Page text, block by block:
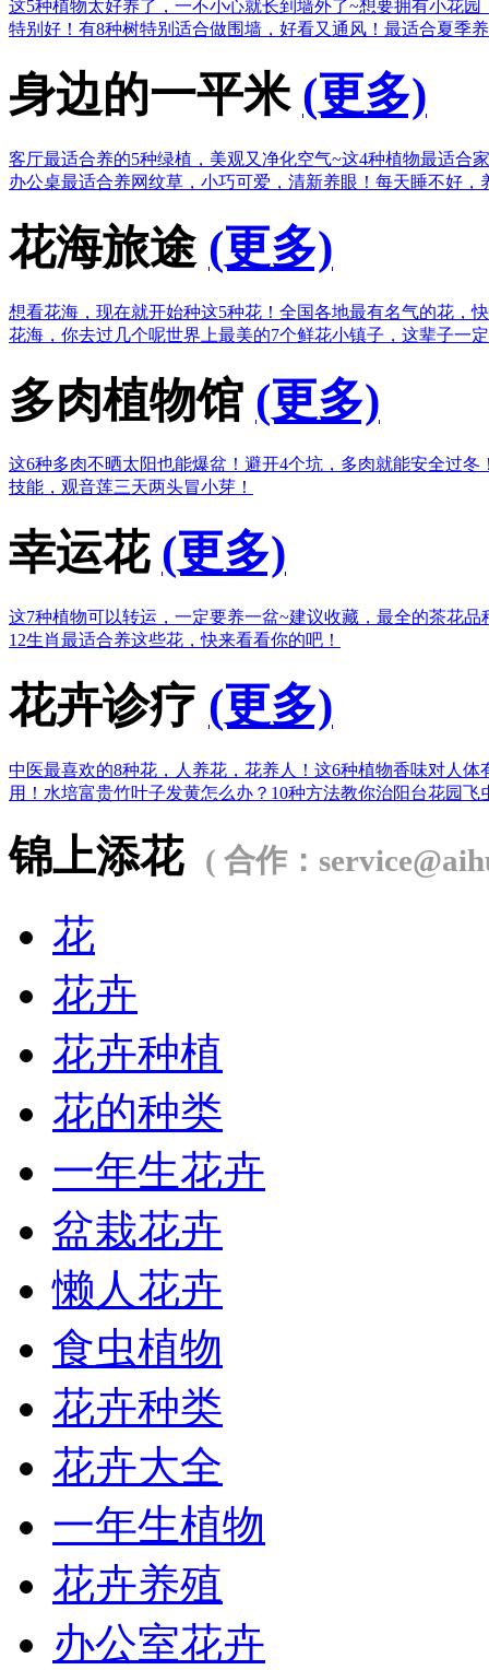
这5种植物太好养了，一不小心就长到墙外了~想要拥有小花园
特别好！ 有8种树特别适合做围墙，好看又通风！ 最适合夏季
身边的一平米 (更多)
客厅最适合养的5种绿植，美观又净化空气~这4种植物最适合
办公桌最适合养网纹草，小巧可爱，清新养眼！ 每天睡不好，
花海旅途 (更多)
想看花海，现在就开始种这5种花！ 全国各地最有名气的花，
花海，你去过几个呢世界上最美的7个鲜花小镇子，这辈子一
多肉植物馆 (更多)
这6种多肉不晒太阳也能爆盆！ 避开4个坑，多肉就能安全过冬
技能，观音莲三天两头冒小芽！
幸运花 (更多)
这7种植物可以转运，一定要养一盆~建议收藏，最全的茶花品
12生肖最适合养这些花，快来看看你的吧！
花卉诊疗 (更多)
中医最喜欢的8种花，人养花，花养人！ 这6种植物香味对人体
用！ 水培富贵竹叶子发黄怎么办？ 10种方法教你治阳台花园飞
锦上添花 ( 合作：
花
花卉
花卉种植
花的种类
一年生花卉
盆栽花卉
懒人花卉
食虫植物
花卉种类
花卉大全
一年生植物
花卉养殖
办公室花卉